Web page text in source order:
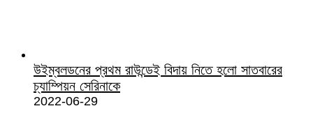
উইম্বলডনের প্রথম রাউন্ডেই বিদায় নিতে হলো সাতবারের
চ্যাম্পিয়ন সেরিনাকে
2022-06-29